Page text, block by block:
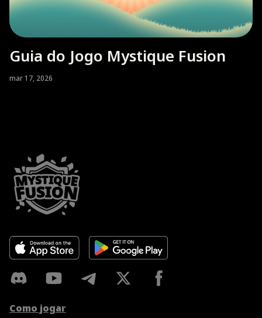
Guia do Jogo Mystique Fusion
mar 17, 2026
Como jogar